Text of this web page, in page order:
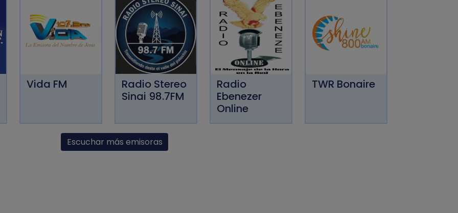
Vida FM
Radio Stereo
Sinai 98.7FM
Radio
Ebenezer
Online
TWR Bonaire
Escuchar más emisoras